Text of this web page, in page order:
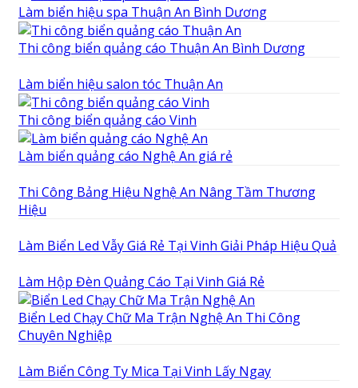
Làm biển hiệu spa Thuận An Bình Dương
Thi công biển quảng cáo Thuận An Bình Dương
Làm biển hiệu salon tóc Thuận An
Thi công biển quảng cáo Vinh
Làm biển quảng cáo Nghệ An giá rẻ
Thi Công Bảng Hiệu Nghệ An Nâng Tầm Thương
Hiệu
Làm Biển Led Vẫy Giá Rẻ Tại Vinh Giải Pháp Hiệu Quả
Làm Hộp Đèn Quảng Cáo Tại Vinh Giá Rẻ
Biển Led Chạy Chữ Ma Trận Nghệ An Thi Công
Chuyên Nghiệp
Làm Biển Công Ty Mica Tại Vinh Lấy Ngay